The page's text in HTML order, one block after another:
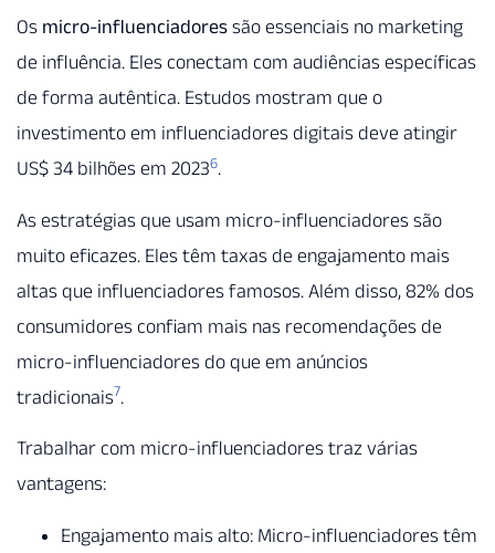
Os micro-influenciadores são essenciais no marketing
de influência. Eles conectam com audiências específicas
de forma autêntica. Estudos mostram que o
investimento em influenciadores digitais deve atingir
US$ 34 bilhões em 20236.
As estratégias que usam micro-influenciadores são
muito eficazes. Eles têm taxas de engajamento mais
altas que influenciadores famosos. Além disso, 82% dos
consumidores confiam mais nas recomendações de
micro-influenciadores do que em anúncios
tradicionais7.
Trabalhar com micro-influenciadores traz várias
vantagens:
Engajamento mais alto: Micro-influenciadores têm